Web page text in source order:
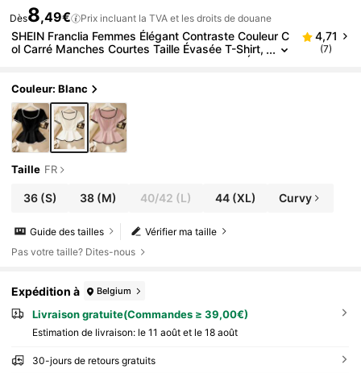
Dès8,49€ Prix incluant la TVA et les droits de douane
SHEIN Franclia Femmes Élégant Contraste Couleur C
ol Carré Manches Courtes Taille Évasée T-Shirt,
Convient Pour Le Port Quotidien, Printemps/Été
4,71
(7)
Couleur: Blanc
Taille FR
36(S) 38 (M) 40/42 (L) 44(XL) Curvy
Vérifier ma taille
Guide des tailles
Pas votre taille? Dites-nous
Expédition à Belgium
Livraison gratuite(Commandes ≥ 39,00€)
Estimation de livraison: le 11 août et le 18 août
30-jours de retours gratuits